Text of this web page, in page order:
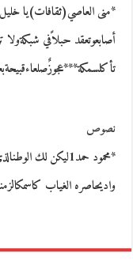
*منى العاصي(ثقافات)يا خليل
أصابعوتعقد حبلاًفي شبكةولا
نصوص
*محمود حمد1ليكن لك
واديحاصره الغياب